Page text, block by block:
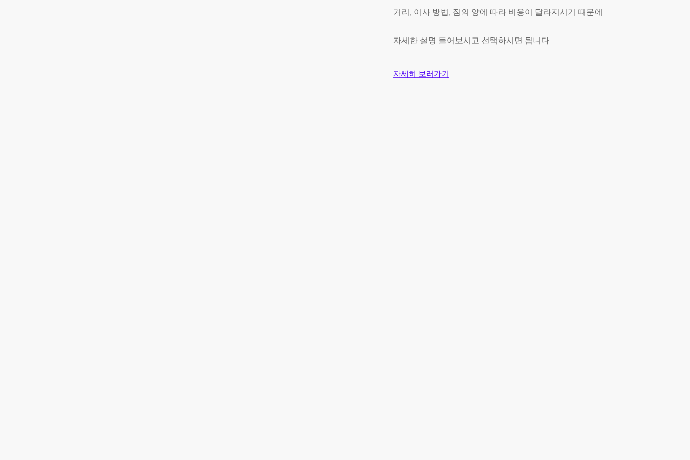
거리, 이사 방법, 짐의 양에 따라 비용이 달라지시기 때문에
자세한 설명 들어보시고 선택하시면 됩니다
자세히 보러가기